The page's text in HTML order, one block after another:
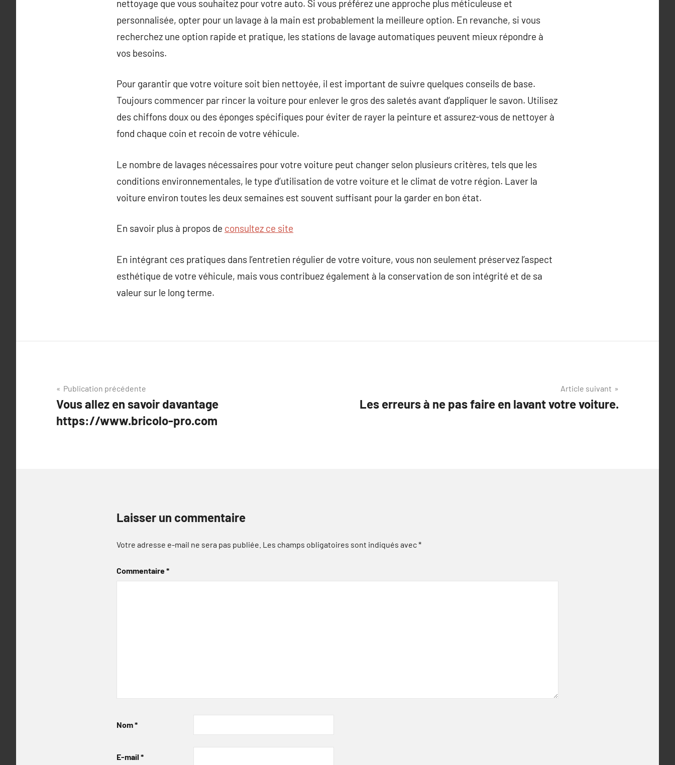
nettoyage que vous souhaitez pour votre auto. Si vous préférez une approche plus méticuleuse et
personnalisée, opter pour un lavage à la main est probablement la meilleure option. En revanche, si vous
recherchez une option rapide et pratique, les stations de lavage automatiques peuvent mieux répondre à
vos besoins.
Pour garantir que votre voiture soit bien nettoyée, il est important de suivre quelques conseils de base.
Toujours commencer par rincer la voiture pour enlever le gros des saletés avant d’appliquer le savon. Utilisez
des chiffons doux ou des éponges spécifiques pour éviter de rayer la peinture et assurez-vous de nettoyer à
fond chaque coin et recoin de votre véhicule.
Le nombre de lavages nécessaires pour votre voiture peut changer selon plusieurs critères, tels que les
conditions environnementales, le type d’utilisation de votre voiture et le climat de votre région. Laver la
voiture environ toutes les deux semaines est souvent suffisant pour la garder en bon état.
En savoir plus à propos de consultez ce site
En intégrant ces pratiques dans l’entretien régulier de votre voiture, vous non seulement préservez l’aspect
esthétique de votre véhicule, mais vous contribuez également à la conservation de son intégrité et de sa
valeur sur le long terme.
Navigation
de
l’article
Publication précédente
Vous allez en savoir davantage
https://www.bricolo-pro.com
Article suivant
Les erreurs à ne pas faire en lavant votre voiture.
Laisser un commentaire
Votre adresse e-mail ne sera pas publiée. Les champs obligatoires sont indiqués avec*
Commentaire*
Nom*
E-mail *